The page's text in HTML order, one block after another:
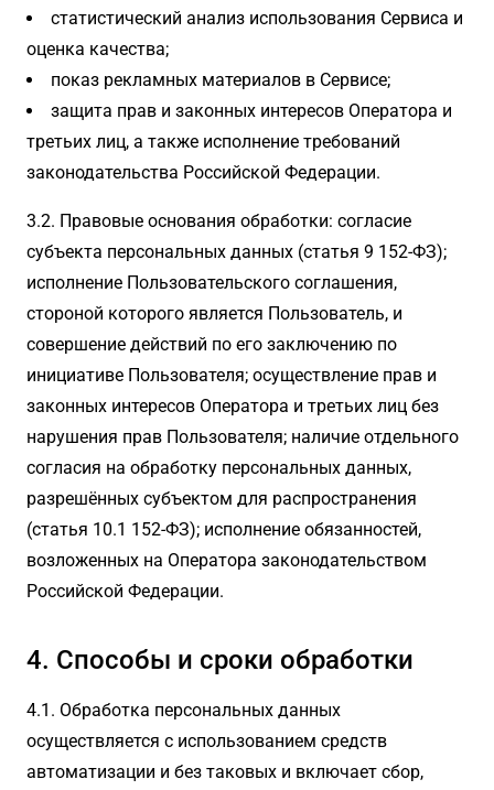
статистический анализ использования Сервиса и
оценка качества;
показ рекламных материалов в Сервисе;
защита прав и законных интересов Оператора и
третьих лиц, а также исполнение требований
законодательства Российской Федерации.
3.2. Правовые основания обработки: согласие
субъекта персональных данных (статья 9 152-ФЗ);
исполнение Пользовательского соглашения,
стороной которого является Пользователь, и
совершение действий по его заключению по
инициативе Пользователя; осуществление прав и
законных интересов Оператора и третьих лиц без
нарушения прав Пользователя; наличие отдельного
согласия на обработку персональных данных,
разрешённых субъектом для распространения
(статья 10.1 152-ФЗ); исполнение обязанностей,
возложенных на Оператора законодательством
Российской Федерации.
4. Способы и сроки обработки
4.1. Обработка персональных данных
осуществляется с использованием средств
автоматизации и без таковых и включает сбор,